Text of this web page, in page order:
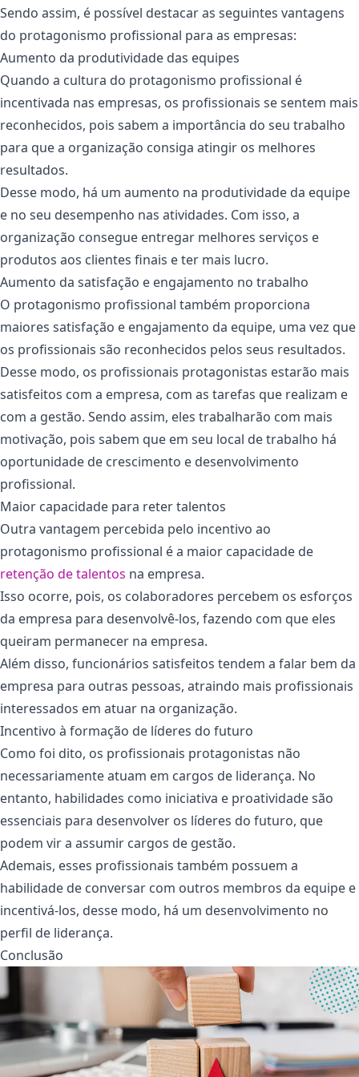
Sendo assim, é possível destacar as seguintes vantagens
do protagonismo profissional para as empresas:
Aumento da produtividade das equipes
Quando a cultura do protagonismo profissional é
incentivada nas empresas, os profissionais se sentem mais
reconhecidos, pois sabem a importância do seu trabalho
para que a organização consiga atingir os melhores
resultados.
Desse modo, há um aumento na produtividade da equipe
e no seu desempenho nas atividades. Com isso, a
organização consegue entregar melhores serviços e
produtos aos clientes finais e ter mais lucro.
Aumento da satisfação e engajamento no trabalho
O protagonismo profissional também proporciona
maiores satisfação e engajamento da equipe, uma vez que
os profissionais são reconhecidos pelos seus resultados.
Desse modo, os profissionais protagonistas estarão mais
satisfeitos com a empresa, com as tarefas que realizam e
com a gestão. Sendo assim, eles trabalharão com mais
motivação, pois sabem que em seu local de trabalho há
oportunidade de crescimento e desenvolvimento
profissional.
Maior capacidade para reter talentos
Outra vantagem percebida pelo incentivo ao
protagonismo profissional é a maior capacidade de
retenção de talentos na empresa.
Isso ocorre, pois, os colaboradores percebem os esforços
da empresa para desenvolvê-los, fazendo com que eles
queiram permanecer na empresa.
Além disso, funcionários satisfeitos tendem a falar bem da
empresa para outras pessoas, atraindo mais profissionais
interessados em atuar na organização.
Incentivo à formação de líderes do futuro
Como foi dito, os profissionais protagonistas não
necessariamente atuam em cargos de liderança. No
entanto, habilidades como iniciativa e proatividade são
essenciais para desenvolver os líderes do futuro, que
podem vir a assumir cargos de gestão.
Ademais, esses profissionais também possuem a
habilidade de conversar com outros membros da equipe e
incentivá-los, desse modo, há um desenvolvimento no
perfil de liderança.
Conclusão